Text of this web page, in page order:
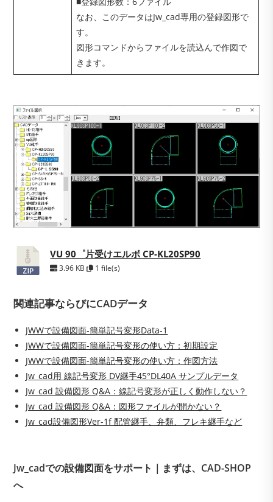
なお、このデータはJw_cad専用の登録図形で
す。
図形コマンドからファイルを読込んで作図で
きます。
VU 90゜片受けエルボ CP-KL20SP90
3.96 KB 1 file(s)
関連記事ならびにCADデータ
JWWで設備図面-簡単記号変形Data-1
JWWで設備図面-簡単記号変形の使い方：初期設定
JWWで設備図面-簡単記号変形の使い方：作図方法
Jw_cad用 線記号変形 DV継手45°DL40A サンプルデータ
Jw_cad 設備図形 Q&A：線記号変形が正しく動作しない？
Jw_cad 設備図形 Q&A：図形ファイルが開かない？
Jw_cad設備図形Ver-1f 配管継手、弁類、フレキ継手など
Jw_cadでの設備図面をサポート｜まずは、CAD-SHOP
へ